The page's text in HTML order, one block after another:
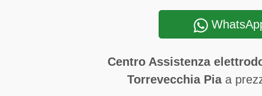
Centro Assistenza
Torrevecchia Piaa